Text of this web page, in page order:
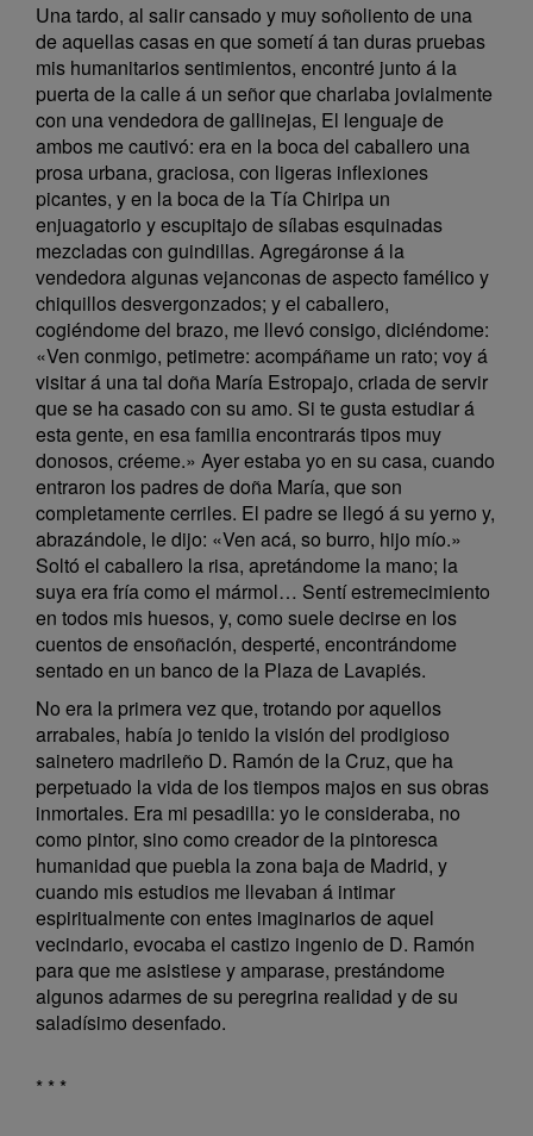
Una tardo, al salir cansado y muy soñoliento de una
de aquellas casas en que sometí á tan duras pruebas
mis humanitarios sentimientos, encontré junto á la
puerta de la calle á un señor que charlaba jovialmente
con una vendedora de gallinejas, El lenguaje de
ambos me cautivó: era en la boca del caballero una
prosa urbana, graciosa, con ligeras inflexiones
picantes, y en la boca de la Tía Chiripa un
enjuagatorio y escupitajo de sílabas esquinadas
mezcladas con guindillas. Agregáronse á la
vendedora algunas vejanconas de aspecto famélico y
chiquillos desvergonzados; y el caballero,
cogiéndome del brazo, me llevó consigo, diciéndome:
«Ven conmigo, petimetre: acompáñame un rato; voy á
visitar á una tal doña María Estropajo, criada de servir
que se ha casado con su amo. Si te gusta estudiar á
esta gente, en esa familia encontrarás tipos muy
donosos, créeme.» Ayer estaba yo en su casa, cuando
entraron los padres de doña María, que son
completamente cerriles. El padre se llegó á su yerno y,
abrazándole, le dijo: «Ven acá, so burro, hijo mío.»
Soltó el caballero la risa, apretándome la mano; la
suya era fría como el mármol… Sentí estremecimiento
en todos mis huesos, y, como suele decirse en los
cuentos de ensoñación, desperté, encontrándome
sentado en un banco de la Plaza de Lavapiés.
No era la primera vez que, trotando por aquellos
arrabales, había jo tenido la visión del prodigioso
sainetero madrileño D. Ramón de la Cruz, que ha
perpetuado la vida de los tiempos majos en sus obras
inmortales. Era mi pesadilla: yo le consideraba, no
como pintor, sino como creador de la pintoresca
humanidad que puebla la zona baja de Madrid, y
cuando mis estudios me llevaban á intimar
espiritualmente con entes imaginarios de aquel
vecindario, evocaba el castizo ingenio de D. Ramón
para que me asistiese y amparase, prestándome
algunos adarmes de su peregrina realidad y de su
saladísimo desenfado.
* * *